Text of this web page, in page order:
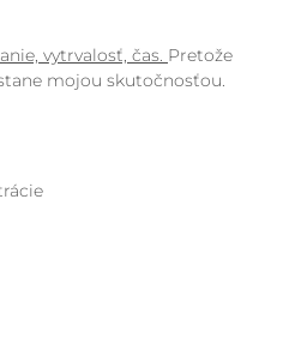
vytrvalosť, čas. Pretože
mojou skutočnosťou.